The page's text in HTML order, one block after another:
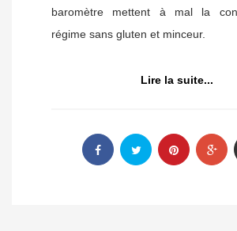
baromètre mettent à mal la
régime sans gluten et minceur.
Lire la suite...